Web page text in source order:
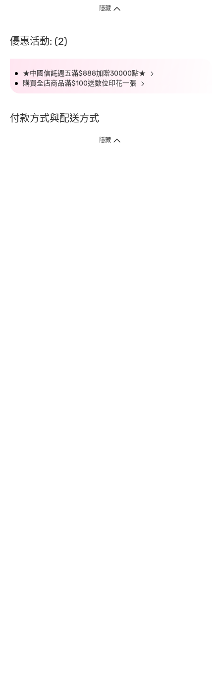
隱藏
優惠活動: (2)
★中國信託週五滿$888加贈30000點★
購買全店商品滿$100送數位印花一張
付款方式與配送方式
隱藏